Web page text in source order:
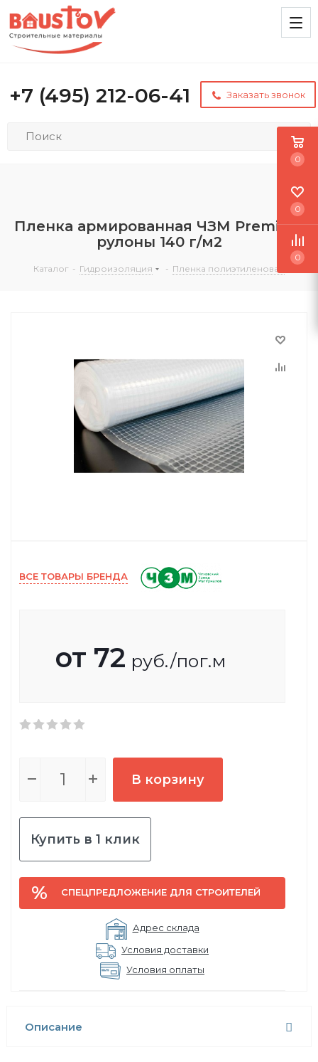
+7 (495) 212-06-41 Заказать звонок
Пленка армированная ЧЗМ Premium
рулоны 140 г/м2
Каталог - Гидроизоляция - Пленка полиэтиленовая
ВСЕ ТОВАРЫ БРЕНДА
от 72 руб./пог.м
В корзину
Купить в 1 клик
СПЕЦПРЕДЛОЖЕНИЕ ДЛЯ СТРОИТЕЛЕЙ
Адрес склада
Условия доставки
Условия оплаты
Описание
0
0
0